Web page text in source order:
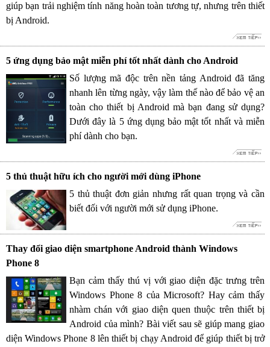
giúp bạn trải nghiệm tính năng hoàn toàn tương tự, nhưng trên thiết
bị Android.
5 ứng dụng bảo mật miễn phí tốt nhất dành cho Android
Số lượng mã độc trên nền tảng Android đã tăng
nhanh lên từng ngày, vậy làm thế nào để bảo vệ an
toàn cho thiết bị Android mà bạn đang sử dụng?
Dưới đây là 5 ứng dụng bảo mật tốt nhất và miễn
phí dành cho bạn.
5 thủ thuật hữu ích cho người mới dùng iPhone
5 thủ thuật đơn giản nhưng rất quan trọng và cần
biết đối với người mới sử dụng iPhone.
Thay đổi giao diện smartphone Android thành Windows
Phone 8
Bạn cảm thấy thú vị với giao diện đặc trưng trên
Windows Phone 8 của Microsoft? Hay cảm thấy
nhàm chán với giao diện quen thuộc trên thiết bị
Android của mình? Bài viết sau sẽ giúp mang giao
diện Windows Phone 8 lên thiết bị chạy Android để giúp thiết bị trở